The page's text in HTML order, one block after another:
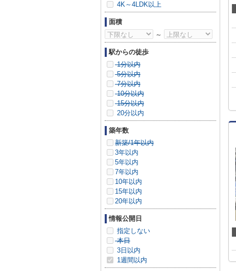
4K～4LDK以上
面積
～
駅からの徒歩
1分以内
5分以内
7分以内
10分以内
15分以内
20分以内
築年数
新築/1年以内
3年以内
5年以内
7年以内
10年以内
15年以内
20年以内
情報公開日
指定しない
本日
3日以内
1週間以内